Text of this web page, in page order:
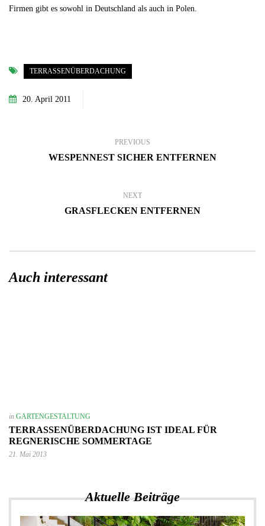
Firmen gibt es sowohl in Deutschland als auch in Polen.
TERRASSENÜBERDACHUNG
20. April 2011
PREVIOUS
WESPENNEST SICHER ENTFERNEN
NEXT
GRASFLECKEN ENTFERNEN
Auch interessant
in GARTENGESTALTUNG
TERRASSENÜBERDACHUNG IST IDEAL FÜR
REGNERISCHE SOMMERTAGE
21. Mai 2013
Aktuelle Beiträge